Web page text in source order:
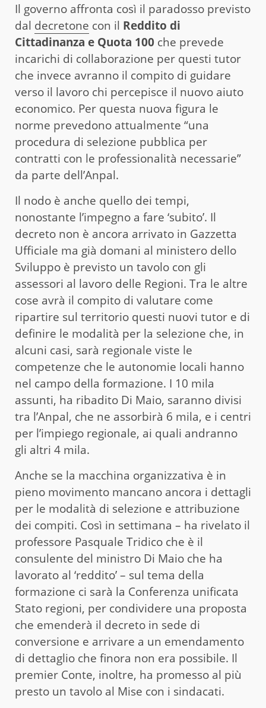
Il governo affronta così il paradosso previsto
dal decretone con il Reddito di
Cittadinanza e Quota 100 che prevede
incarichi di collaborazione per questi tutor
che invece avranno il compito di guidare
verso il lavoro chi percepisce il nuovo aiuto
economico. Per questa nuova figura le
norme prevedono attualmente “una
procedura di selezione pubblica per
contratti con le professionalità necessarie”
da parte dell’Anpal.
Il nodo è anche quello dei tempi,
nonostante l’impegno a fare ‘subito’. Il
decreto non è ancora arrivato in Gazzetta
Ufficiale ma già domani al ministero dello
Sviluppo è previsto un tavolo con gli
assessori al lavoro delle Regioni. Tra le altre
cose avrà il compito di valutare come
ripartire sul territorio questi nuovi tutor e di
definire le modalità per la selezione che, in
alcuni casi, sarà regionale viste le
competenze che le autonomie locali hanno
nel campo della formazione. I 10 mila
assunti, ha ribadito Di Maio, saranno divisi
tra l’Anpal, che ne assorbirà 6 mila, e i centri
per l’impiego regionale, ai quali andranno
gli altri 4 mila.
Anche se la macchina organizzativa è in
pieno movimento mancano ancora i dettagli
per le modalità di selezione e attribuzione
dei compiti. Così in settimana – ha rivelato il
professore Pasquale Tridico che è il
consulente del ministro Di Maio che ha
lavorato al ‘reddito’ – sul tema della
formazione ci sarà la Conferenza unificata
Stato regioni, per condividere una proposta
che emenderà il decreto in sede di
conversione e arrivare a un emendamento
di dettaglio che finora non era possibile. Il
premier Conte, inoltre, ha promesso al più
presto un tavolo al Mise con i sindacati.